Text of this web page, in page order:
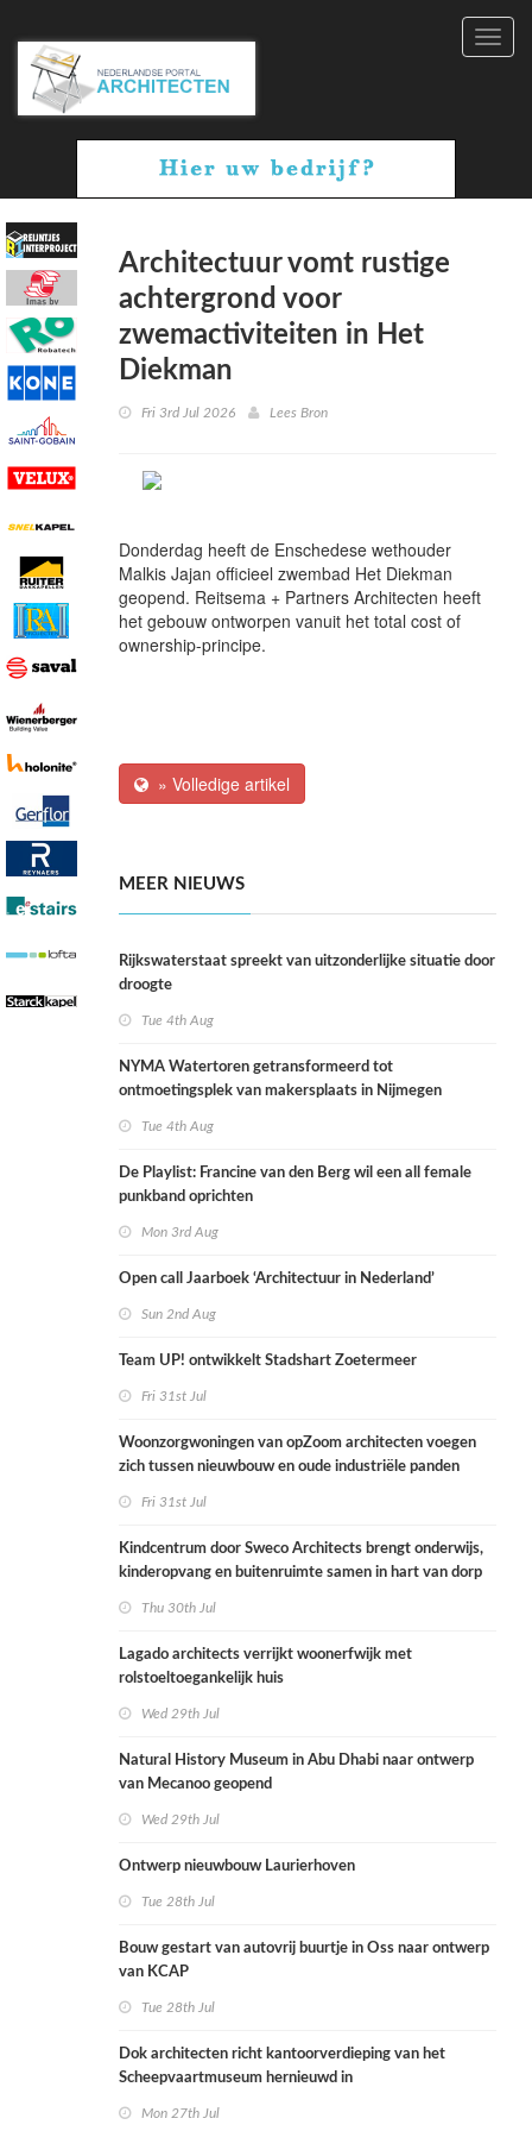
Architectuur vomt rustige
achtergrond voor
zwemactiviteiten in Het
Diekman
Fri 3rd Jul 2026 Lees Bron
Donderdag heeft de Enschedese wethouder
Malkis Jajan officieel zwembad Het Diekman
geopend. Reitsema + Partners Architecten heeft
het gebouw ontworpen vanuit het total cost of
ownership-principe.
» Volledige artikel
MEER NIEUWS
Rijkswaterstaat spreekt van uitzonderlijke situatie door
droogte
Tue 4th Aug
NYMA Watertoren getransformeerd tot
ontmoetingsplek van makersplaats in Nijmegen
Tue 4th Aug
De Playlist: Francine van den Berg wil een all female
punkband oprichten
Mon 3rd Aug
Open call Jaarboek ‘Architectuur in Nederland’
Sun 2nd Aug
Team UP! ontwikkelt Stadshart Zoetermeer
Fri 31st Jul
Woonzorgwoningen van opZoom architecten voegen
zich tussen nieuwbouw en oude industriële panden
Fri 31st Jul
Kindcentrum door Sweco Architects brengt onderwijs,
kinderopvang en buitenruimte samen in hart van dorp
Thu 30th Jul
Lagado architects verrijkt woonerfwijk met
rolstoeltoegankelijk huis
Wed 29th Jul
Natural History Museum in Abu Dhabi naar ontwerp
van Mecanoo geopend
Wed 29th Jul
Ontwerp nieuwbouw Laurierhoven
Tue 28th Jul
Bouw gestart van autovrij buurtje in Oss naar ontwerp
van KCAP
Tue 28th Jul
Dok architecten richt kantoorverdieping van het
Scheepvaartmuseum hernieuwd in
Mon 27th Jul